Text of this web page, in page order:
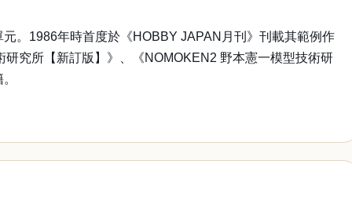
。1986年時首度於《HOBBY JAPAN月刊》刊載其範例作
究所【新訂版】》、《NOMOKEN2 野本憲一模型技術研